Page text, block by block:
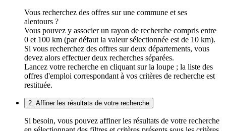
Vous recherchez des offres sur une commune et ses
alentours ?
Vous pouvez y associer un rayon de recherche compris entre
0 et 100 km (par défaut la valeur sélectionnée est de 10 km).
Si vous recherchez des offres sur deux départements, vous
devez alors effectuer deux recherches séparées.
Lancez votre recherche en cliquant sur la loupe ; la liste des
offres d'emploi correspondant à vos critères de recherche est
restituée.
2. Affiner les résultats de votre recherche
Si besoin, vous pouvez affiner les résultats de votre recherche